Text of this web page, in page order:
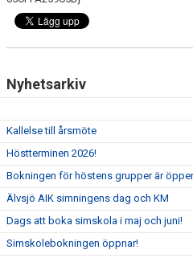
Nyhetsarkiv
Kallelse till årsmöte
Höstterminen 2026!
Bokningen för höstens grupper är
Älvsjö AIK simningens dag och KM
Dags att boka simskola i maj och juni!
Simskolebokningen öppnar!